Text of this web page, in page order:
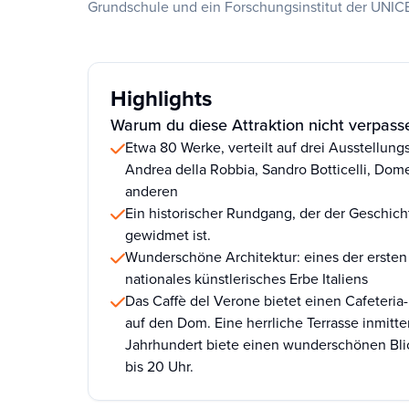
Grundschule und ein Forschungsinstitut der
Highlights
Warum du diese Attraktion nicht
Etwa 80 Werke, verteilt auf drei
Andrea della Robbia, Sandro Botticelli,
anderen
Ein historischer Rundgang, der der
gewidmet ist.
Wunderschöne Architektur: eines der
nationales künstlerisches Erbe Italiens
Das Caffè del Verone bietet einen
auf den Dom. Eine herrliche Terrasse
Jahrhundert biete einen wunderschönen
bis 20 Uhr.